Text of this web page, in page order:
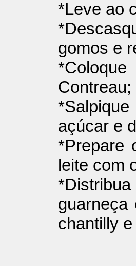
*Leve ao
gomos e
Contreau;
açúcar e
*Prepare
leite com
chantilly